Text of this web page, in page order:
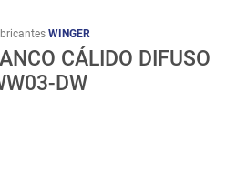
WINGER
CÁLIDO DIFUSO
DW